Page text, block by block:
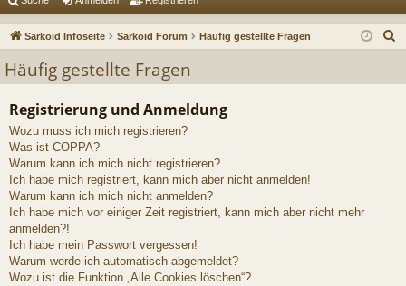
ne
ug
riff
en m
de
ist
re
Sarkoid Infoseite Sarkoid Forum Häufig gestellte Fragen
Häufig gestellte Fragen
Registrierung und Anmeldung
Wozu muss ich mich registrieren?
Was ist COPPA?
Warum kann ich mich nicht registrieren?
Ich habe mich registriert, kann mich aber nicht anmelden!
Warum kann ich mich nicht anmelden?
Ich habe mich vor einiger Zeit registriert, kann mich aber nicht mehr
anmelden?!
Ich habe mein Passwort vergessen!
Warum werde ich automatisch abgemeldet?
Wozu ist die Funktion „Alle Cookies löschen“?